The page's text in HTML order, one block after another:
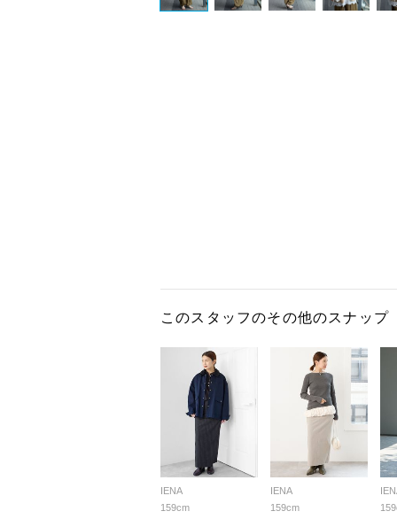
このスタッフのその他のスナップ
IENA
159cm
IENA
159cm